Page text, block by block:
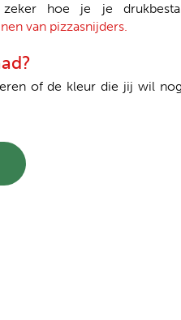
hoe je je
van pizzasnijders.
of de kleur die jij wil